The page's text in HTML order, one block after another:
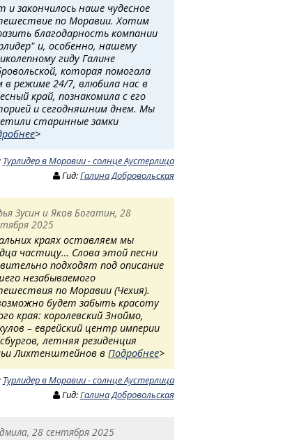
и закончилось наше чудесное
по Моравии. Хотим
благодарность компании
и, особенно, нашему
гиду Галине
которая помогала
в режиме 24/7, влюбила нас в
край, познакомила с его
и сегодняшним днем. Мы
старинные замки
>
Турлидер в Моравии - солнце Аустерлица
Гид:Галина Добровольская
Зусин и Яков Богатин, 28
2025
краях оставляем мы
частицу… Слова этой песни
подходят под описание
незабываемого
по Моравии (Чехия).
будет забыть красоту
края: королевский Зноймо,
– еврейский центр империи
летняя резиденция
Лихтенштейнов вПодробнее>
Турлидер в Моравии - солнце Аустерлица
Гид:Галина Добровольская
28 сентября 2025